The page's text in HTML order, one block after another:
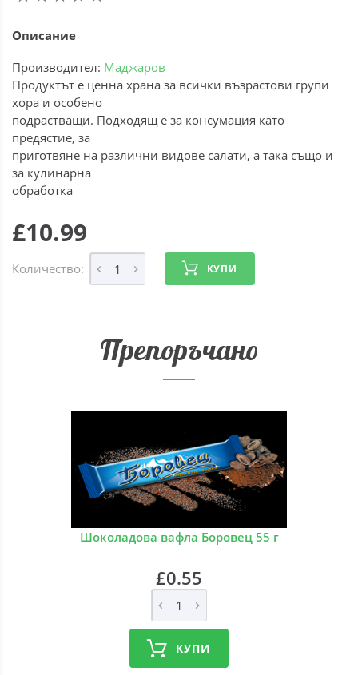
Описание
Производител: Маджаров
Продуктът е ценна храна за всички възрастови групи
хора и особено
подрастващи. Подходящ е за консумация като
предястие, за
приготвяне на различни видове салати, а така също и
за кулинарна
обработка
£10.99
Количество: КУПИ
Препоръчано
Шоколадова вафла Боровец 55 г
£0.55
КУПИ